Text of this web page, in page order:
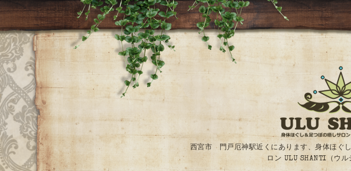
西宮市 門戸厄神駅近くにあります、身体ほぐ
ロン ULU SHANTI（ウル